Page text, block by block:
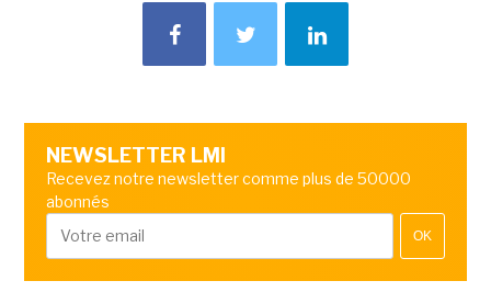
NEWSLETTER LMI
Recevez notre newsletter comme plus de 50000
abonnés
OK